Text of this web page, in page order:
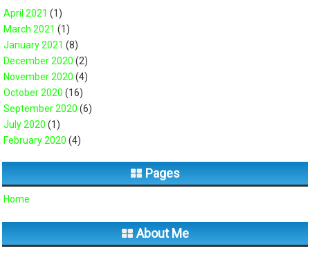
April 2021 (1)
March 2021 (1)
January 2021 (8)
December 2020 (2)
November 2020 (4)
October 2020 (16)
September 2020 (6)
July 2020 (1)
February 2020 (4)
Pages
Home
About Me